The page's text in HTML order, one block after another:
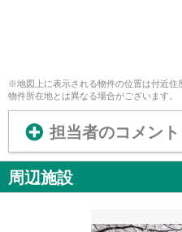
※地図上に表示される物件の位置は付近住
物件所在地とは異なる場合がございます。
担当者のコメント
周辺施設